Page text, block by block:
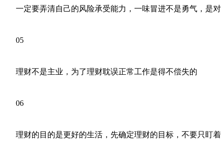
一定要弄清自己的风险承受能力，一味冒进不是勇气，是
05
理财不是主业，为了理财耽误正常工作是得不偿失的
06
理财的目的是更好的生活，先确定理财的目标，不要只盯